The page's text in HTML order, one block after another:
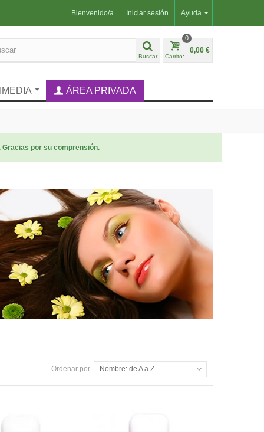
Ayuda
Bienvenido/a Iniciar sesión
Buscar Carrito:
0
0,00 €
ÁREA PRIVADA
por su comprensión.
Ordenar por Nombre: de A a Z